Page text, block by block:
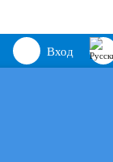
Вход